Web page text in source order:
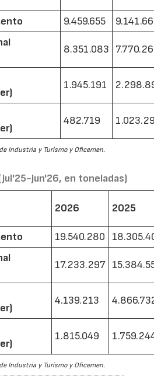
9.459.655
8.351.083
1.945.191
482.719
Industria y Turismo y Oficemen.
jun'26, en toneladas)
2026 2025
19.540.280
17.233.297
4.139.213
1.815.049
Industria y Turismo y Oficemen.